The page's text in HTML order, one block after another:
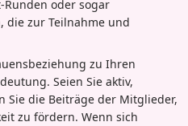
oder sogar
die zur Teilnahme und
zu Ihren
Seien Sie aktiv,
Sie die Beiträge der Mitglieder,
zu fördern. Wenn sich